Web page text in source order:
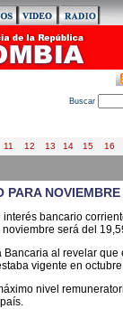
Buscar
11 12 13 14 15 16
PARA NOVIEMBRE
interés bancario
será del
al revelar
vigente en
nivel